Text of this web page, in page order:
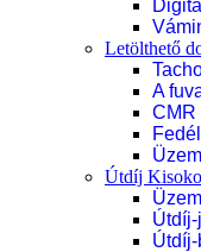
Letölthető
A
CMR
Útdíj